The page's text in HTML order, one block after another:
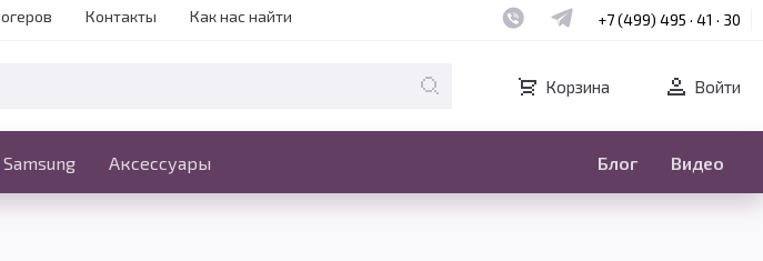
Контакты Как нас найти Наш whatsapp
Наш telegram
+7 (499) 495 · 41 · 30
Корзина Войти
Samsung Аксессуары Блог Видео